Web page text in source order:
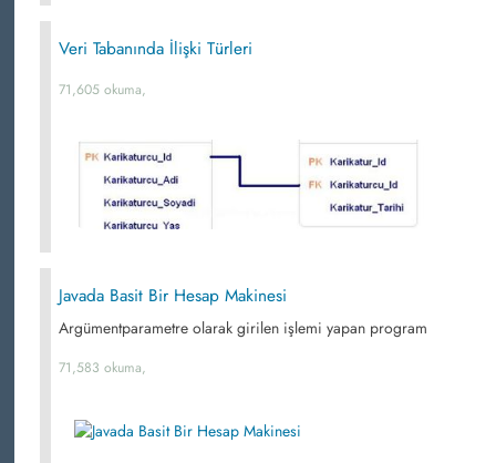
Veri Tabanında İlişki Türleri
71,605 okuma,
Javada Basit Bir Hesap Makinesi
Argümentparametre olarak girilen işlemi yapan program
71,583 okuma,